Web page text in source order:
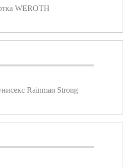
WEROTH
Rainman Strong